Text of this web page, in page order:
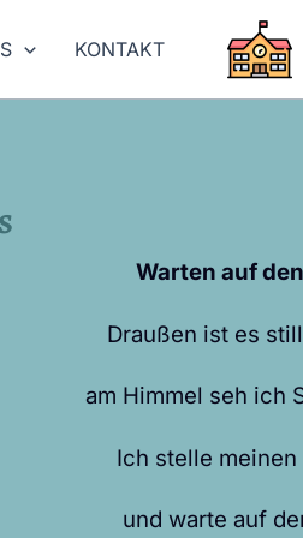
KONTAKT
Warten auf
Draußen ist es
am Himmel seh ich
Ich stelle
und warte auf